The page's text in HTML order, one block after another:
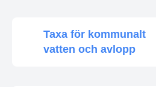
Taxa för kommunalt
vatten och avlopp